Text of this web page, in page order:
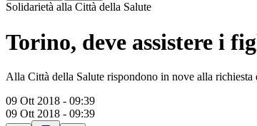
Solidarietà alla Città della Salute
Torino, deve assistere i
Alla Città della Salute rispondono in nove alla
09 Ott 2018 - 09:39
09 Ott 2018 - 09:39